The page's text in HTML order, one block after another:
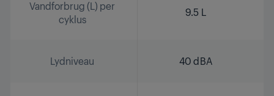
Vandforbrug (L) per
cyklus
9.5 L
Lydniveau 40 dBA